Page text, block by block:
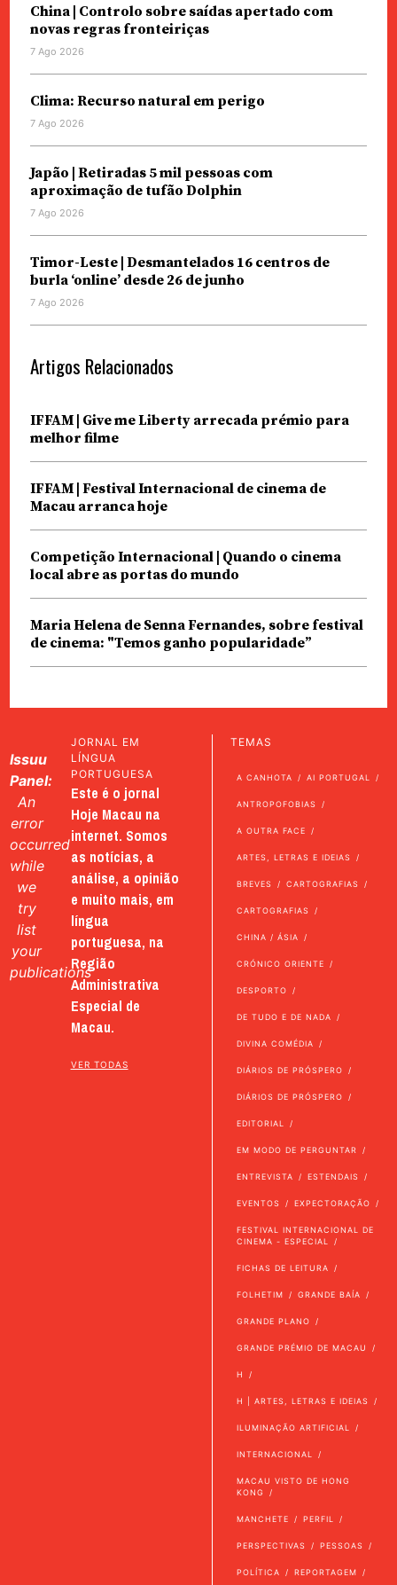
China | Controlo sobre saídas apertado com
novas regras fronteiriças
7 Ago 2026
Clima: Recurso natural em perigo
7 Ago 2026
Japão | Retiradas 5 mil pessoas com
aproximação de tufão Dolphin
7 Ago 2026
Timor-Leste | Desmantelados 16 centros de
burla ‘online’ desde 26 de junho
7 Ago 2026
Artigos Relacionados
IFFAM | Give me Liberty arrecada prémio para
melhor filme
IFFAM | Festival Internacional de cinema de
Macau arranca hoje
Competição Internacional | Quando o cinema
local abre as portas do mundo
Maria Helena de Senna Fernandes, sobre festival
de cinema: "Temos ganho popularidade”
Issuu
Panel:
An
error
occurred
while
we
try
list
your
publications
JORNAL EM
LÍNGUA
PORTUGUESA
Este é o jornal
Hoje Macau na
internet. Somos
as notícias, a
análise, a opinião
e muito mais, em
língua
portuguesa, na
Região
Administrativa
Especial de
Macau.
VER TODAS
TEMAS
A CANHOTA AI PORTUGAL
ANTROPOFOBIAS
A OUTRA FACE
ARTES, LETRAS E IDEIAS
BREVES CARTOGRAFIAS
CARTOGRAFIAS
CHINA / ÁSIA
CRÓNICO ORIENTE
DESPORTO
DE TUDO E DE NADA
DIVINA COMÉDIA
DIÁRIOS DE PRÓSPERO
DIÁRIOS DE PRÓSPERO
EDITORIAL
EM MODO DE PERGUNTAR
ENTREVISTA ESTENDAIS
EVENTOS EXPECTORAÇÃO
FESTIVAL INTERNACIONAL DE
CINEMA - ESPECIAL
FICHAS DE LEITURA
FOLHETIM GRANDE BAÍA
GRANDE PLANO
GRANDE PRÉMIO DE MACAU
H
H | ARTES, LETRAS E IDEIAS
ILUMINAÇÃO ARTIFICIAL
INTERNACIONAL
MACAU VISTO DE HONG
KONG
MANCHETE PERFIL
PERSPECTIVAS PESSOAS
POLÍTICA REPORTAGEM